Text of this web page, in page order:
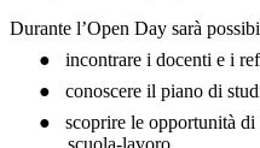
Durante l’Open Day sarà
●
incontrare i docenti e i
●
conoscere il piano di
●
scoprire le opportunità